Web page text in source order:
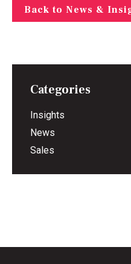
Back to News &
Categories
Insights
News
Sales